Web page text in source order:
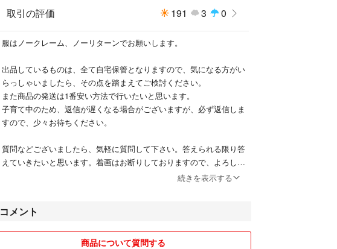
取引の評価 191 3 0
服はノークレーム、ノーリターンでお願いします。
出品しているものは、全て自宅保管となりますので、気になる方がい
らっしゃいましたら、その点を踏まえてご検討ください。
また商品の発送は1番安い方法で行いたいと思います。
子育て中のため、返信が遅くなる場合がございますが、必ず返信しま
すので、少々お待ちください。
質問などございましたら、気軽に質問して下さい。答えられる限り答
えていきたいと思います。着画はお断りしておりますので、よろしく
続きを表示する
コメント
商品について質問する